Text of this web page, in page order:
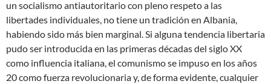
un socialismo antiautoritario con pleno respeto a las
libertades individuales, no tiene un tradición en Albania,
habiendo sido más bien marginal. Si alguna tendencia libertaria
pudo ser introducida en las primeras décadas del siglo XX
como influencia italiana, el comunismo se impuso en los años
20 como fuerza revolucionaria y, de forma evidente, cualquier